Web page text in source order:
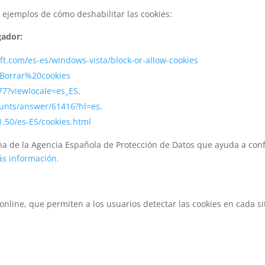
de cómo deshabilitar las cookies:
es-es/windows-vista/block-or-allow-cookies
.
answer/61416?hl=es.
es-ES/cookies.html
de la Agencia Española de Protección de Datos que ayuda a
información.
que permiten a los usuarios detectar las cookies en cada